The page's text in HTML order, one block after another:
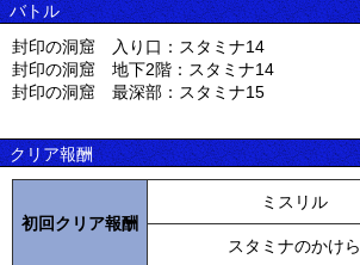
バトル
封印の洞窟 入り口：スタミナ14
封印の洞窟 地下2階：スタミナ14
封印の洞窟 最深部：スタミナ15
クリア報酬
初回クリア報酬
ミスリル
スタミナのかけら